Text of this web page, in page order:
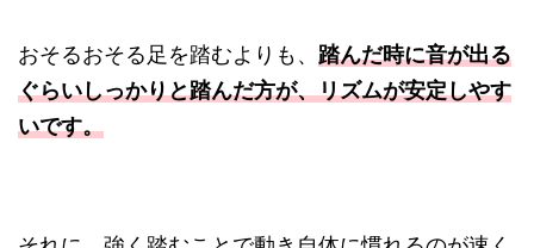
おそるおそる足を踏むよりも、 踏んだ時に音が出る
ぐらいしっかりと踏んだ方が、リズムが安定しやす
いです。